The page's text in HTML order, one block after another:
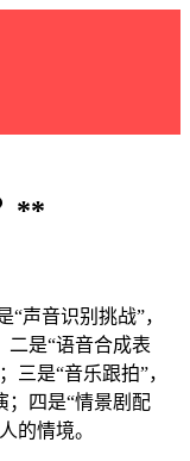
**
声音识别挑战”，
二是“语音合成表
三是“音乐跟拍”，
；四是“情景剧配
的情境。